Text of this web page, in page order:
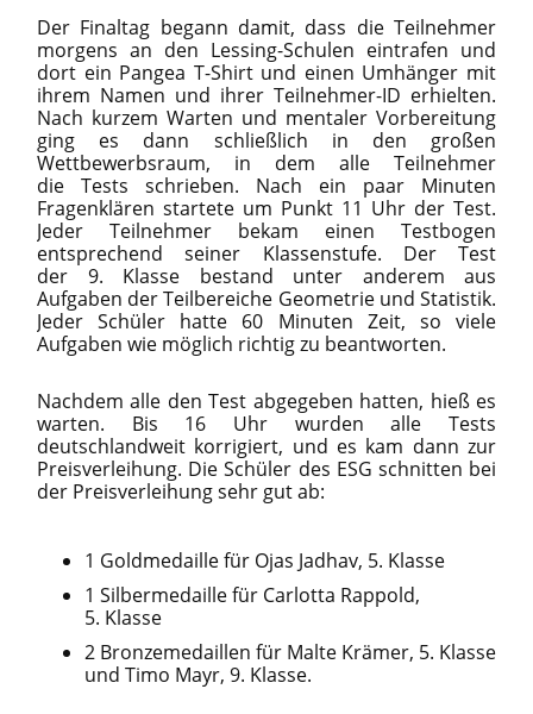
Der Finaltag begann damit, dass die Teilnehmer
morgens an den Lessing-Schulen eintrafen und
dort ein Pangea T-Shirt und einen Umhänger mit
ihrem Namen und ihrer Teilnehmer-ID erhielten.
Nach kurzem Warten und mentaler Vorbereitung
ging es dann schließlich in den großen
Wettbewerbsraum, in dem alle Teilnehmer
die Tests schrieben. Nach ein paar Minuten
Fragenklären startete um Punkt 11 Uhr der Test.
Jeder Teilnehmer bekam einen Testbogen
entsprechend seiner Klassenstufe. Der Test
der 9. Klasse bestand unter anderem aus
Aufgaben der Teilbereiche Geometrie und Statistik.
Jeder Schüler hatte 60 Minuten Zeit, so viele
Aufgaben wie möglich richtig zu beantworten.
Nachdem alle den Test abgegeben hatten, hieß es
warten. Bis 16 Uhr wurden alle Tests
deutschlandweit korrigiert, und es kam dann zur
Preisverleihung. Die Schüler des ESG schnitten bei
der Preisverleihung sehr gut ab:
1 Goldmedaille für Ojas Jadhav, 5. Klasse
1 Silbermedaille für Carlotta Rappold,
5. Klasse
2 Bronzemedaillen für Malte Krämer, 5. Klasse
und Timo Mayr, 9. Klasse.